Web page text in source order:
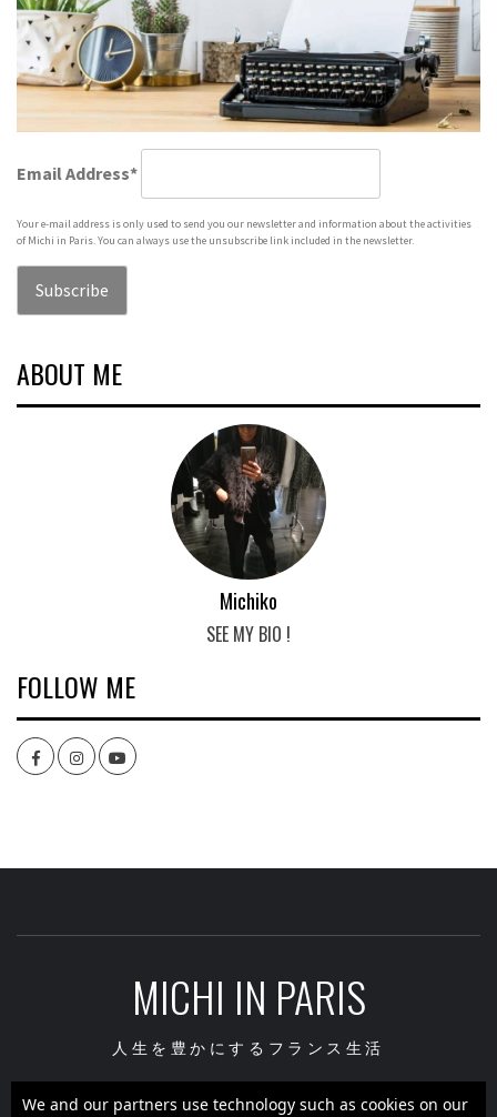
Email Address*
Your e-mail address is only used to send you our newsletter and information about the activities
of Michi in Paris. You can always use the unsubscribe link included in the newsletter.
ABOUT ME
Michiko
SEE MY BIO !
FOLLOW ME
FacebookInstagramyoutube
MICHI IN PARIS
人生を豊かにするフランス生活
We and our partners use technology such as cookies on our